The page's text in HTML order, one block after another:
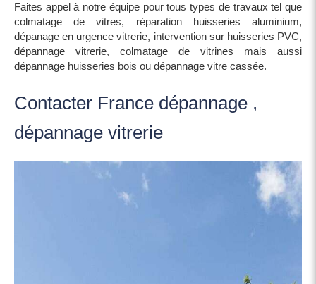
Faites appel à notre équipe pour tous types de travaux tel que
colmatage de vitres, réparation huisseries aluminium,
dépanage en urgence vitrerie, intervention sur huisseries PVC,
dépannage vitrerie, colmatage de vitrines mais aussi
dépannage huisseries bois ou dépannage vitre cassée.
Contacter France dépannage ,
dépannage vitrerie